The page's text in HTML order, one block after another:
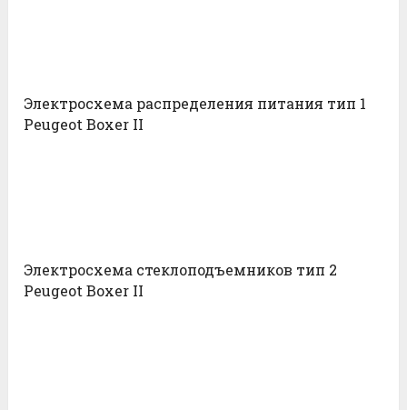
Электросхема распределения питания тип 1
Peugeot Boxer II
Электросхема стеклоподъемников тип 2
Peugeot Boxer II